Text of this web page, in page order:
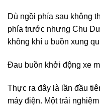
Dù ngồi phía sau không
phía trước nhưng Chu
không khí u buồn xung
Đau buồn khởi động xe
Thực ra đây là lần đầu
máy điện. Một trải